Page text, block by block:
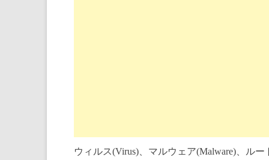
ウィルス(Virus)、マルウェア(Malware)、ル